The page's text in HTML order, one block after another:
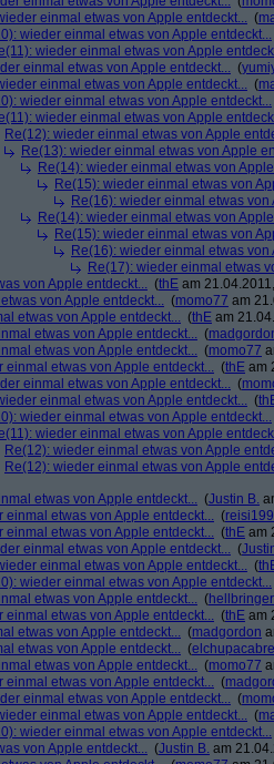
einmal etwas von Apple entdeckt... (
wieder einmal etwas von Apple entdeckt...
wieder einmal etwas von Apple
einmal etwas von Apple entdeckt... (
einmal etwas von Apple entdeckt... (
wieder einmal etwas von Apple entdeckt...
wieder einmal etwas von Apple
Re(12): wieder einmal etwas von Apple
Re(13): wieder einmal etwas von Apple
Re(14): wieder einmal etwas von
Re(15): wieder einmal etwas von
Re(16): wieder einmal etwas von
Re(14): wieder einmal etwas von
Re(15): wieder einmal etwas von
Re(16): wieder einmal etwas von
Re(17): wieder einmal etwas
von Apple entdeckt... (thE am
von Apple entdeckt... (momo77 am
etwas von Apple entdeckt... (thE am
etwas von Apple entdeckt... (
etwas von Apple entdeckt... (momo77
einmal etwas von Apple entdeckt... (thE am
einmal etwas von Apple entdeckt... (
einmal etwas von Apple entdeckt... (
wieder einmal etwas von Apple entdeckt...
wieder einmal etwas von Apple
Re(12): wieder einmal etwas von Apple
Re(12): wieder einmal etwas von Apple
etwas von Apple entdeckt... (Justin B.
einmal etwas von Apple entdeckt... (
einmal etwas von Apple entdeckt... (thE am
einmal etwas von Apple entdeckt... (
einmal etwas von Apple entdeckt... (
wieder einmal etwas von Apple entdeckt...
etwas von Apple entdeckt... (hellbringer
einmal etwas von Apple entdeckt... (thE am
etwas von Apple entdeckt... (madgordon
etwas von Apple entdeckt... (elchupacabre
etwas von Apple entdeckt... (momo77
einmal etwas von Apple entdeckt... (
einmal etwas von Apple entdeckt... (
einmal etwas von Apple entdeckt... (
wieder einmal etwas von Apple entdeckt...
von Apple entdeckt... (Justin B. am